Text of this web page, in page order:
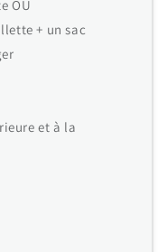
OU
+ un sac
et à la